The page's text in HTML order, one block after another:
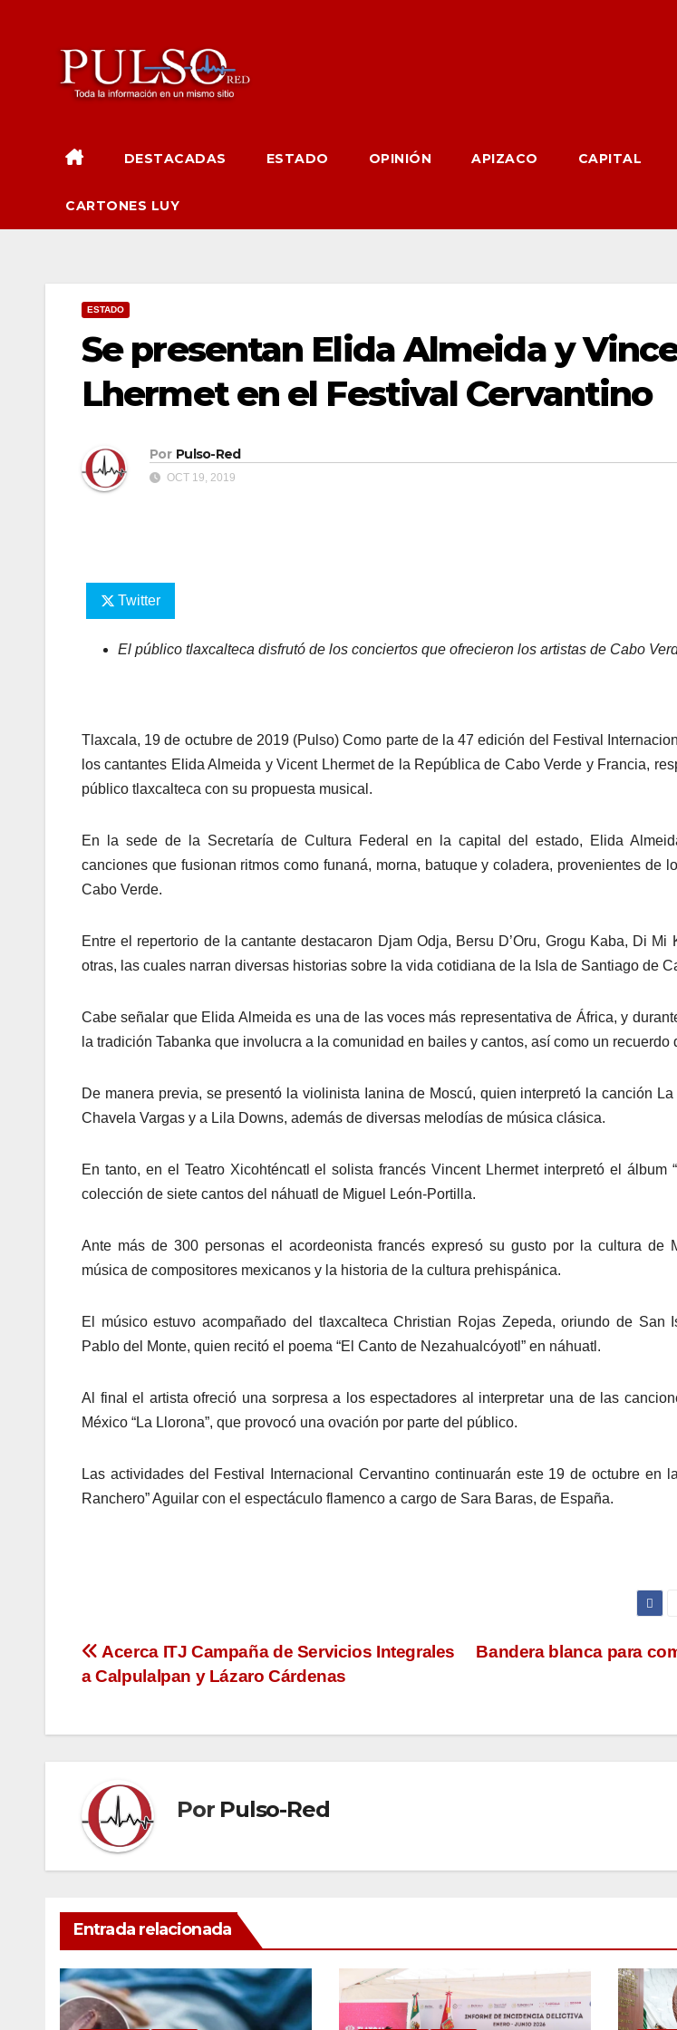
DESTACADAS ESTADO OPINIÓN APIZACO CAPITAL
CARTONES LUY
ESTADO
Se presentan Elida Almeida y
Lhermet en el Festival Cervantino
Por Pulso-Red
OCT 19, 2019
Twitter
El público tlaxcalteca disfrutó de los conciertos que ofrecieron los artistas de Cabo
Tlaxcala, 19 de octubre de 2019 (Pulso) Como parte de la 47 edición del Festival
los cantantes Elida Almeida y Vicent Lhermet de la República de Cabo Verde y Francia,
público tlaxcalteca con su propuesta musical.
En la sede de la Secretaría de Cultura Federal en la capital del estado, Elida
canciones que fusionan ritmos como funaná, morna, batuque y coladera, provenientes de
Cabo Verde.
Entre el repertorio de la cantante destacaron Djam Odja, Bersu D’Oru, Grogu Kaba, Di Mi
otras, las cuales narran diversas historias sobre la vida cotidiana de la Isla de Santiago de
Cabe señalar que Elida Almeida es una de las voces más representativa de África, y
la tradición Tabanka que involucra a la comunidad en bailes y cantos, así como un recuerdo
De manera previa, se presentó la violinista Ianina de Moscú, quien interpretó la canción
Chavela Vargas y a Lila Downs, además de diversas melodías de música clásica.
En tanto, en el Teatro Xicohténcatl el solista francés Vincent Lhermet interpretó el álbum
colección de siete cantos del náhuatl de Miguel León-Portilla.
Ante más de 300 personas el acordeonista francés expresó su gusto por la cultura de
música de compositores mexicanos y la historia de la cultura prehispánica.
El músico estuvo acompañado del tlaxcalteca Christian Rojas Zepeda, oriundo de San
Pablo del Monte, quien recitó el poema “El Canto de Nezahualcóyotl” en náhuatl.
Al final el artista ofreció una sorpresa a los espectadores al interpretar una de las
México “La Llorona”, que provocó una ovación por parte del público.
Las actividades del Festival Internacional Cervantino continuarán este 19 de octubre en
Ranchero” Aguilar con el espectáculo flamenco a cargo de Sara Baras, de España.
Navegación
entradas
Bandera blanca para
Acerca ITJ Campaña de Servicios Integrales
a Calpulalpan y Lázaro Cárdenas
Por Pulso-Red
Entrada relacionada